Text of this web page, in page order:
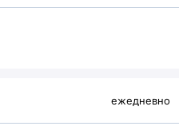
ежедневно